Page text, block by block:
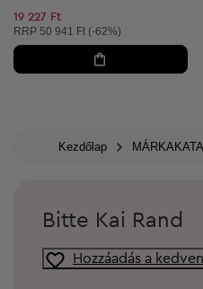
19 227 Ft
Ajánlott ár:
RRP 50 941 Ft (-62%)
Kezdőlap
Bitte Kai Rand
Hozzáadás a